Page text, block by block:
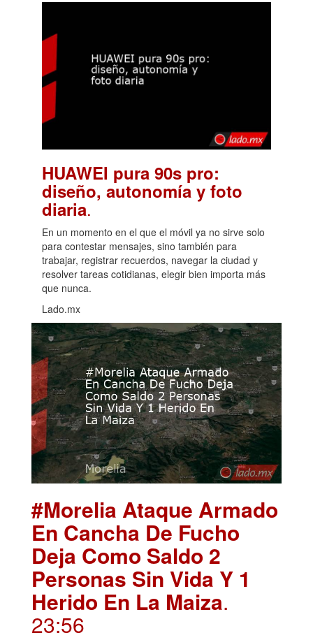
HUAWEI pura 90s pro:
diseño, autonomía y foto
diaria.
En un momento en el que el móvil ya no sirve solo
para contestar mensajes, sino también para
trabajar, registrar recuerdos, navegar la ciudad y
resolver tareas cotidianas, elegir bien importa más
que nunca.
Lado.mx
#Morelia Ataque Armado
En Cancha De Fucho
Deja Como Saldo 2
Personas Sin Vida Y 1
Herido En La Maiza.
23:56